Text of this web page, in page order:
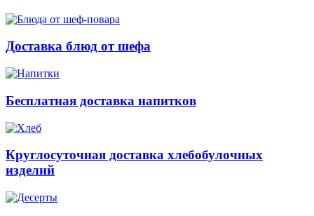
Доставка блюд от шефа
Бесплатная доставка напитков
Круглосуточная доставка хлебобулочных
изделий